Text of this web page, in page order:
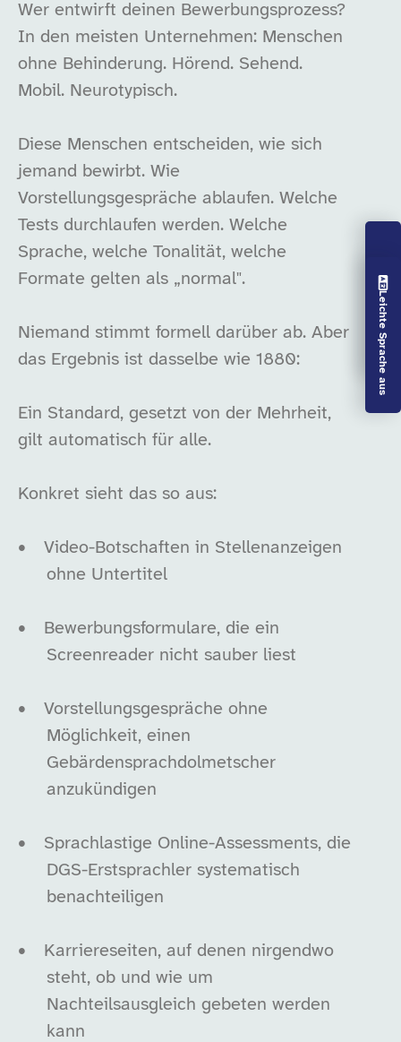
Vorlesen aus
Leichte Sprache aus
Wer entwirft deinen Bewerbungsprozess?
In den meisten Unternehmen: Menschen
ohne Behinderung. Hörend. Sehend.
Mobil. Neurotypisch.
Diese Menschen entscheiden, wie sich
jemand bewirbt. Wie
Vorstellungsgespräche ablaufen. Welche
Tests durchlaufen werden. Welche
Sprache, welche Tonalität, welche
Formate gelten als „normal".
Niemand stimmt formell darüber ab. Aber
das Ergebnis ist dasselbe wie 1880:
Ein Standard, gesetzt von der Mehrheit,
gilt automatisch für alle.
Konkret sieht das so aus:
•
Video-Botschaften in Stellenanzeigen
ohne Untertitel
•
Bewerbungsformulare, die ein
Screenreader nicht sauber liest
•
Vorstellungsgespräche ohne
Möglichkeit, einen
Gebärdensprachdolmetscher
anzukündigen
•
Sprachlastige Online-Assessments, die
DGS-Erstsprachler systematisch
benachteiligen
•
Karriereseiten, auf denen nirgendwo
steht, ob und wie um
Nachteilsausgleich gebeten werden
kann